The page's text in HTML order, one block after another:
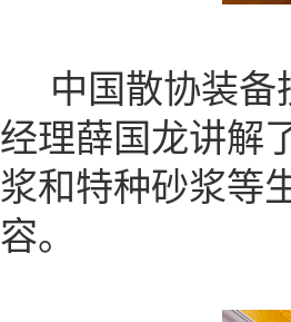
中国散协装备
经理薛国龙讲解
浆和特种砂浆等
容。